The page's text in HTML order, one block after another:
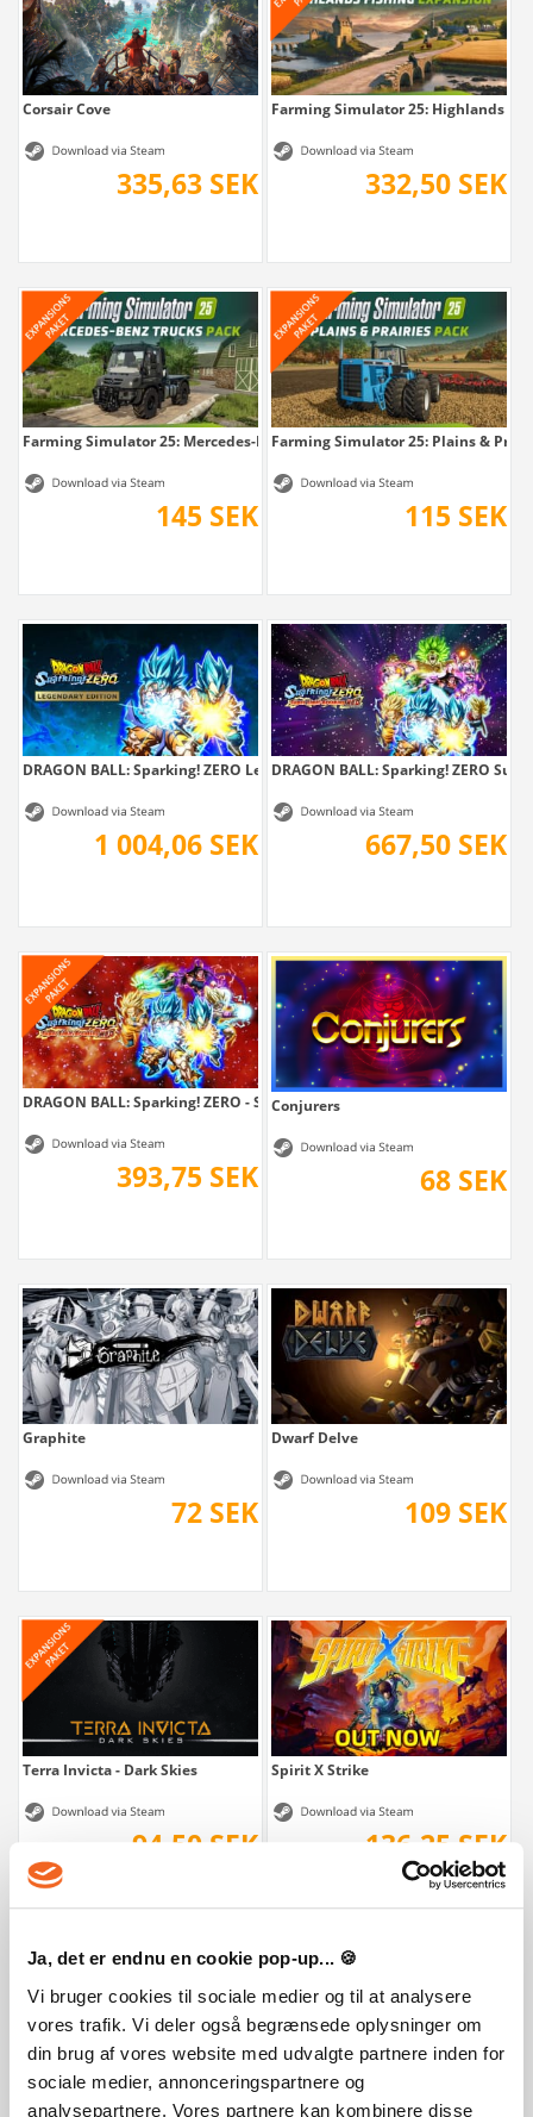
Ja, det er endnu en cookie pop-up... 🍪
Vi bruger cookies til sociale medier og til at analysere
vores trafik. Vi deler også begrænsede oplysninger om
din brug af vores website med udvalgte partnere inden for
sociale medier, annonceringspartnere og
analysepartnere. Vores partnere kan kombinere disse
Corsair Cove
335,63 SEK
Farming Simulator 25: Highlands
332,50 SEK
Farming Simulator 25: Mercedes-Benz Trucks...
145 SEK
Farming Simulator 25: Plains &
115 SEK
DRAGON BALL: Sparking! ZERO Legendary Edition
1 004,06 SEK
DRAGON BALL: Sparking! ZERO
667,50 SEK
DRAGON BALL: Sparking! ZERO - Super...
393,75 SEK
Conjurers
68 SEK
Graphite
72 SEK
Dwarf Delve
109 SEK
Terra Invicta - Dark Skies
94,50 SEK
Spirit X Strike
136,25 SEK
Aotenjo: Infinite Hands Three Kingdoms Mushouden